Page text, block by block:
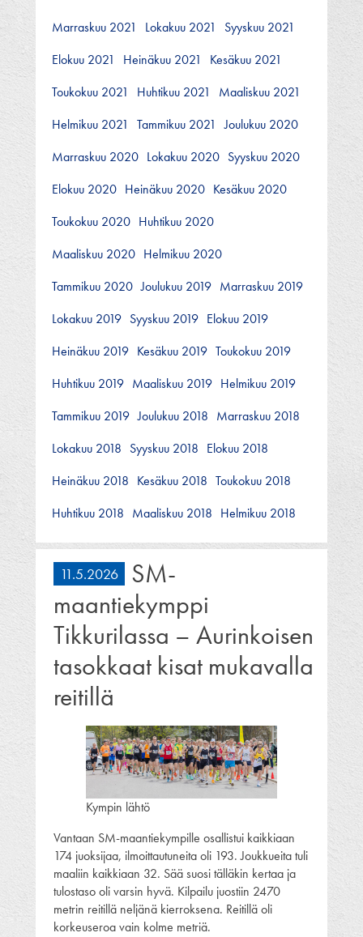
Marraskuu 2021
Lokakuu 2021
Syyskuu 2021
Elokuu 2021
Heinäkuu 2021
Kesäkuu 2021
Toukokuu 2021
Huhtikuu 2021
Maaliskuu 2021
Helmikuu 2021
Tammikuu 2021
Joulukuu 2020
Marraskuu 2020 Lokakuu 2020 Syyskuu 2020
Elokuu 2020 Heinäkuu 2020 Kesäkuu 2020
Toukokuu 2020 Huhtikuu 2020
Maaliskuu 2020 Helmikuu 2020
Tammikuu 2020 Joulukuu 2019 Marraskuu 2019
Lokakuu 2019 Syyskuu 2019 Elokuu 2019
Heinäkuu 2019 Kesäkuu 2019 Toukokuu 2019
Huhtikuu 2019 Maaliskuu 2019 Helmikuu 2019
Tammikuu 2019 Joulukuu 2018 Marraskuu 2018
Lokakuu 2018 Syyskuu 2018 Elokuu 2018
Heinäkuu 2018 Kesäkuu 2018 Toukokuu 2018
Huhtikuu 2018 Maaliskuu 2018 Helmikuu 2018
11.5.2026
SM-
maantiekymppi
Tikkurilassa – Aurinkoisen
tasokkaat kisat mukavalla
reitillä
Kympin lähtö
Vantaan SM-maantiekympille osallistui kaikkiaan
174 juoksijaa, ilmoittautuneita oli 193. Joukkueita tuli
maaliin kaikkiaan 32. Sää suosi tälläkin kertaa ja
tulostaso oli varsin hyvä. Kilpailu juostiin 2470
metrin reitillä neljänä kierroksena. Reitillä oli
korkeuseroa vain kolme metriä.